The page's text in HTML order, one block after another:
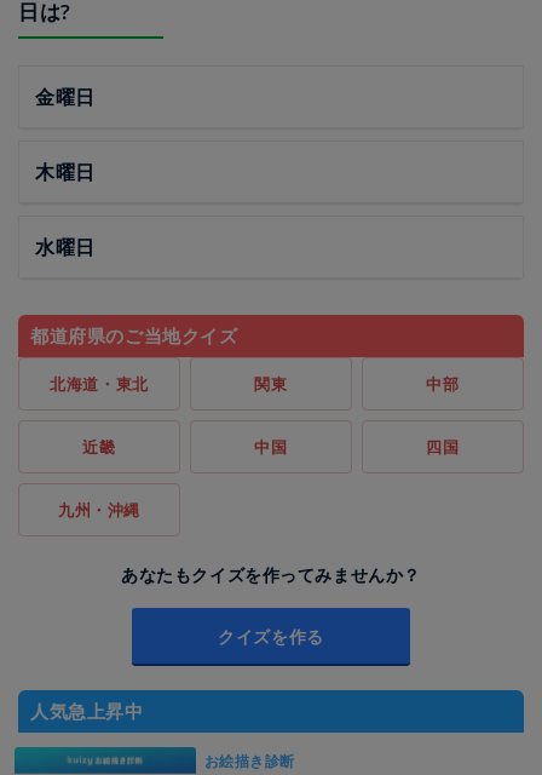
日は?
金曜日
木曜日
水曜日
都道府県のご当地クイズ
北海道・東北 関東 中部
近畿 中国 四国
九州・沖縄
あなたもクイズを作ってみませんか？
クイズを作る
人気急上昇中
お絵描き診断